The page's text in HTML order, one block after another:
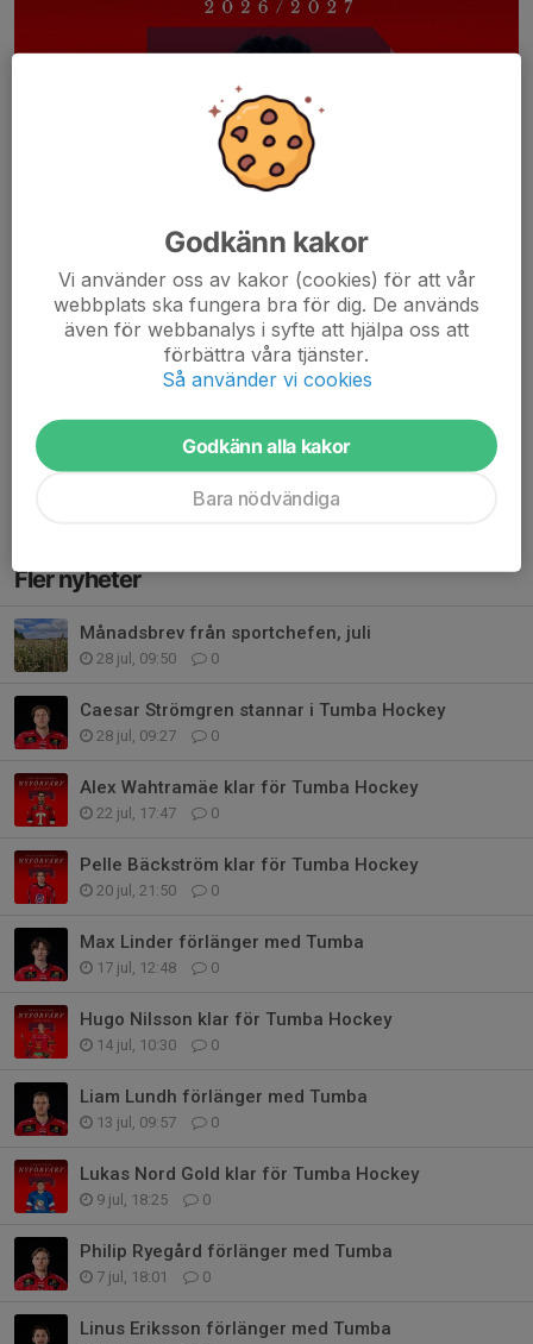
Det är roligt att kunna presentera nästa nyförvärv, som ju
faktiskt är ett nygammalt ansikte. Vicente Frank Floreberg har
valt att skriva på för 1+1 år med oss. Frank kommer närmast
från Viggan, men representerade även...
Fler nyheter
Månadsbrev från sportchefen, juli
28 jul, 09:50 0
Caesar Strömgren stannar i Tumba Hockey
28 jul, 09:27 0
Alex Wahtramäe klar för Tumba Hockey
22 jul, 17:47 0
Pelle Bäckström klar för Tumba Hockey
20 jul, 21:50 0
Max Linder förlänger med Tumba
17 jul, 12:48 0
Hugo Nilsson klar för Tumba Hockey
14 jul, 10:30 0
Liam Lundh förlänger med Tumba
13 jul, 09:57 0
Lukas Nord Gold klar för Tumba Hockey
9 jul, 18:25 0
Philip Ryegård förlänger med Tumba
7 jul, 18:01 0
Linus Eriksson förlänger med Tumba
Godkänn kakor
Vi använder oss av kakor (cookies) för att vår
webbplats ska fungera bra för dig. De används
även för webbanalys i syfte att hjälpa oss att
förbättra våra tjänster.
Så använder vi cookies
Godkänn alla kakor
Bara nödvändiga